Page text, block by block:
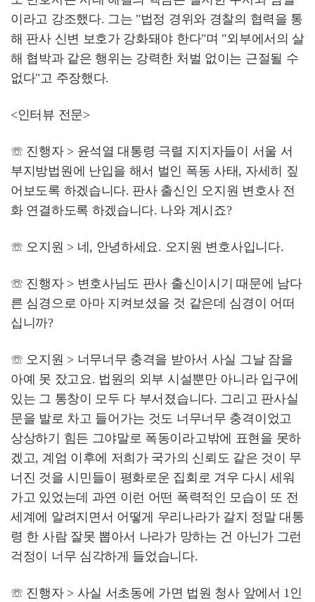
이라고 강조했다. 그는 "법정 경위와 경찰의 협력을 통
해 판사 신변 보호가 강화돼야 한다"며 "외부에서의 살
해 협박과 같은 행위는 강력한 처벌 없이는 근절될 수
없다"고 주장했다.
<인터뷰 전문>
☏ 진행자 > 윤석열 대통령 극렬 지지자들이 서울 서
부지방법원에 난입을 해서 벌인 폭동 사태, 자세히 짚
어보도록 하겠습니다. 판사 출신인 오지원 변호사 전
화 연결하도록 하겠습니다. 나와 계시죠?
☏ 오지원 > 네, 안녕하세요. 오지원 변호사입니다.
☏ 진행자 > 변호사님도 판사 출신이시기 때문에 남다
른 심경으로 아마 지켜보셨을 것 같은데 심경이 어떠
십니까?
☏ 오지원 > 너무너무 충격을 받아서 사실 그날 잠을
아예 못 잤고요. 법원의 외부 시설뿐만 아니라 입구에
있는 그 통창이 모두 다 부서졌습니다. 그리고 판사실
문을 발로 차고 들어가는 것도 너무너무 충격이었고
상상하기 힘든 그야말로 폭동이라고밖에 표현을 못하
겠고, 계엄 이후에 저희가 국가의 신뢰도 같은 것이 무
너진 것을 시민들이 평화로운 집회로 겨우 다시 세워
가고 있었는데 과연 이런 어떤 폭력적인 모습이 또 전
세계에 알려지면서 어떻게 우리나라가 갈지 정말 대통
령 한 사람 잘못 뽑아서 나라가 망하는 건 아닌가 그런
걱정이 너무 심각하게 들었습니다.
☏ 진행자 > 사실 서초동에 가면 법원 청사 앞에서 1인